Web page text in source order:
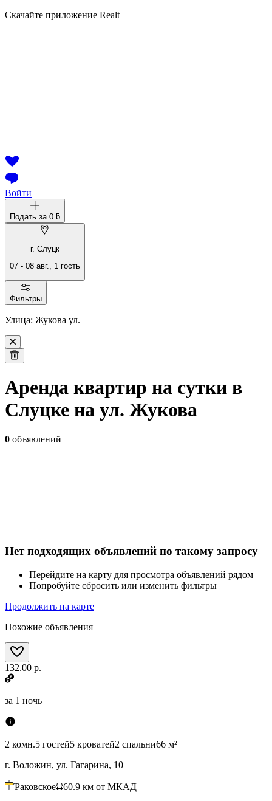
Скачайте приложение Realt
Войти
Подать за 0 ƃ
г. Слуцк
07 - 08 авг., 1 гость
Фильтры
Улица: Жукова ул.
Аренда квартир на сутки в
Слуцке на ул. Жукова
0 объявлений
Нет подходящих объявлений по такому запросу
Перейдите на карту для просмотра объявлений рядом
Попробуйте сбросить или изменить фильтры
Продолжить на карте
Похожие объявления
132.00 р.
за 1 ночь
2 комн.5 гостей5 кроватей2 спальни66 м²
г. Воложин, ул. Гагарина, 10
Раковское 60.9 км от МКАД